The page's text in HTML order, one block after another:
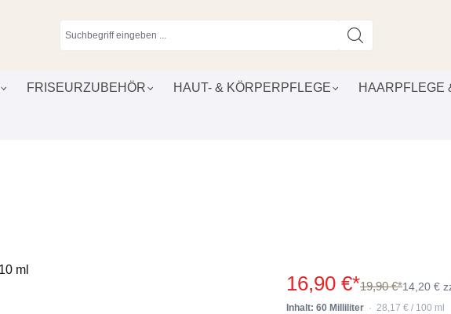
FRISEURZUBEHÖR HAUT- & KÖRPERPFLEGE HAARPFLEGE
16,90 €*19,90 €*14,20 €
Inhalt: 60 Milliliter · 28,17 € / 100 ml